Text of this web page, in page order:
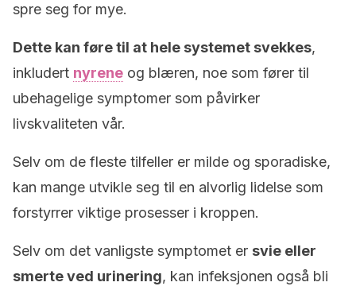
spre seg for mye.
Dette kan føre til at hele systemet svekkes,
inkludert nyrene og blæren, noe som fører til
ubehagelige symptomer som påvirker
livskvaliteten vår.
Selv om de fleste tilfeller er milde og sporadiske,
kan mange utvikle seg til en alvorlig lidelse som
forstyrrer viktige prosesser i kroppen.
Selv om det vanligste symptomet er svie eller
smerte ved urinering, kan infeksjonen også bli